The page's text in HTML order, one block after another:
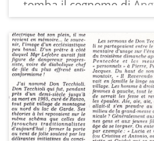
disposti qua e là.
La stampa in bianco e
cm.
tomba il cognome di
Sommadossi, originario
scritto con una sola
in un suo articolo